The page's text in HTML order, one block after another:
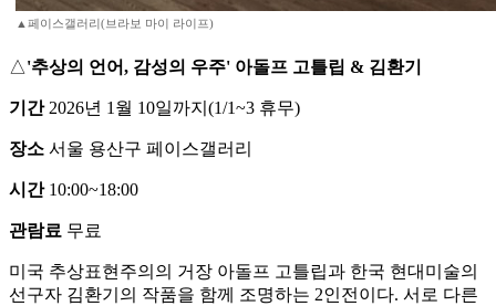
▲페이스갤러리(브라보 마이 라이프)
△'추상의 언어, 감성의 우주' 아돌프 고틀립 & 김환기
기간2026년 1월 10일까지(1/1~3 휴무)
장소 서울 용산구 페이스갤러리
시간10:00~18:00
관람료 무료
미국 추상표현주의의 거장 아돌프 고틀립과 한국 현대미술의
선구자 김환기의 작품을 함께 조명하는 2인전이다. 서로 다른